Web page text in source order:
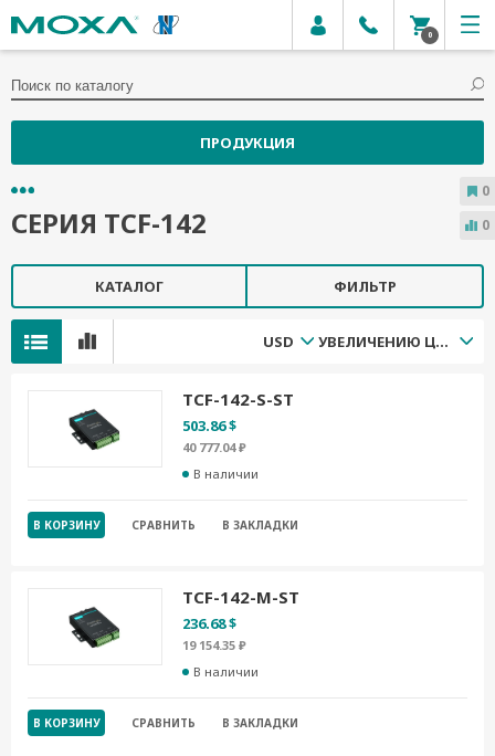
0
ПРОДУКЦИЯ
СЕРИЯ TCF-142
КАТАЛОГ ФИЛЬТР
USD УВЕЛИЧЕНИЮ ЦЕНЫ
TCF-142-S-ST
503.86 $
40 777.04 ₽
В наличии
В КОРЗИНУ СРАВНИТЬ В ЗАКЛАДКИ
TCF-142-M-ST
236.68 $
19 154.35 ₽
В наличии
В КОРЗИНУ СРАВНИТЬ В ЗАКЛАДКИ
0
0